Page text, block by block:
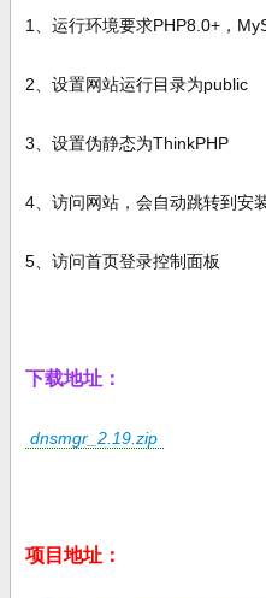
1、运行环境要求PHP8.0+，
2、设置网站运行目录为public
3、设置伪静态为ThinkPHP
4、访问网站，会自动跳转到安
5、访问首页登录控制面板
下载地址：
dnsmgr_2.19.zip
项目地址：